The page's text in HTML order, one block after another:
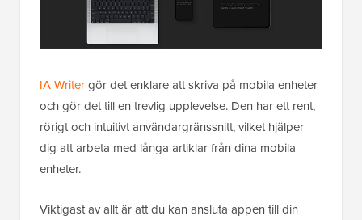
IA Writergör det enklare att skriva på mobila enheter
och gör det till en trevlig upplevelse. Den har ett rent,
rörigt och intuitivt användargränssnitt, vilket hjälper
dig att arbeta med långa artiklar från dina mobila
enheter.
Viktigast av allt är att du kan ansluta appen till din